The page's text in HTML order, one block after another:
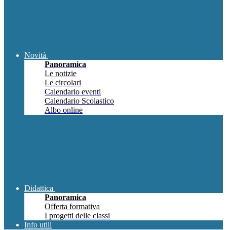
Novità
Panoramica
Le notizie
Le circolari
Calendario eventi
Calendario Scolastico
Albo online
Didattica
Panoramica
Offerta formativa
I progetti delle classi
Info utili